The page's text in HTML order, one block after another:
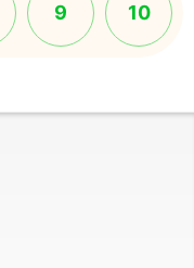
9 10